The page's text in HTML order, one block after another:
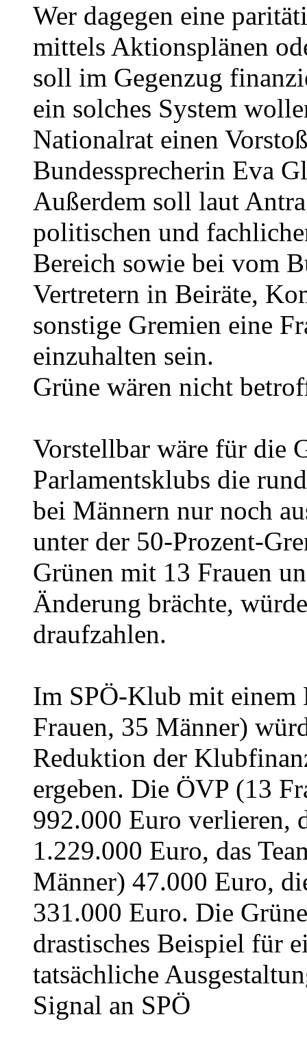
Wer dagegen eine
mittels Aktionsplänen
soll im Gegenzug
ein solches System
Nationalrat einen
Bundessprecherin Eva
Außerdem soll laut
politischen und
Bereich sowie bei vom
Vertretern in Beiräte,
sonstige Gremien eine
einzuhalten sein.
Grüne wären nicht
Vorstellbar wäre für die
Parlamentsklubs die
bei Männern nur noch
unter der 50-Prozent-
Grünen mit 13 Frauen
Änderung brächte,
draufzahlen.
Im SPÖ-Klub mit einem
Frauen, 35 Männer)
Reduktion der
ergeben. Die ÖVP (13
992.000 Euro verlieren,
1.229.000 Euro, das
Männer) 47.000 Euro,
331.000 Euro. Die
drastisches Beispiel für
tatsächliche
Signal an SPÖ